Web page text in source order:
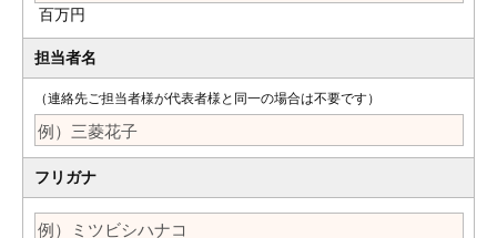
百万円
担当者名
（連絡先ご担当者様が代表者様と同一の場合は不要です）
フリガナ